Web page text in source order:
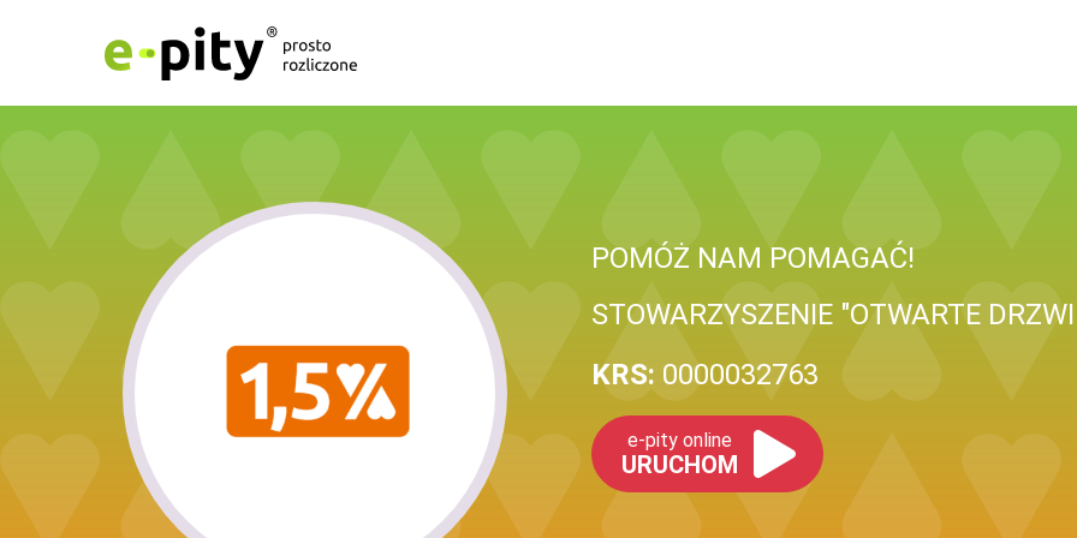
POMÓŻ NAM POMAGAĆ!
STOWARZYSZENIE "OTWARTE
KRS: 0000032763
e-pity online
URUCHOM